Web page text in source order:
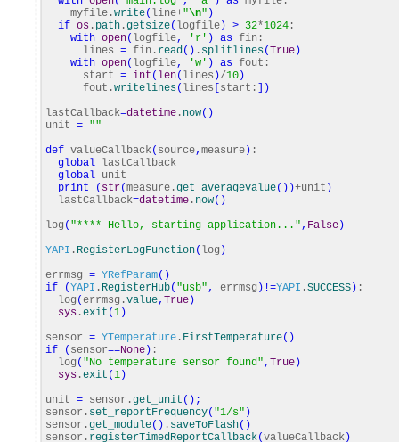
myfile.write( line+"\n" )
if os . path .getsize( logfile ) > 32*1024 :
with open( logfile, 'r' ) as fin:
lines = fin. read( ) . splitlines(True )
with open( logfile, 'w' ) as fout:
start = int ( len( lines )/10 )
fout.writelines( lines start:
)
lastCallback=datetime . now( )
unit = ""
def valueCallback( source, measure ) :
global lastCallback
global unit
print
( str(measure.get_averageValue( ) )+unit )
lastCallback=datetime . now( )
log ( "**** Hello, starting application...", False )
YAPI . RegisterLogFunction( log )
errmsg = YRefParam( )
if
(YAPI . RegisterHub( "usb", errmsg ) !=YAPI .SUCCESS ) :
log (errmsg.value, True )
sys .exit (1 )
sensor = YTemperature . FirstTemperature( )
if
( sensor==None ) :
log ( "No temperature sensor found", True )
sys .exit (1 )
unit = sensor.get_unit ( ) ;
sensor. set_reportFrequency( "1/s" )
sensor.get_module( ) . saveToFlash( )
sensor. registerTimedReportCallback(valueCallback )